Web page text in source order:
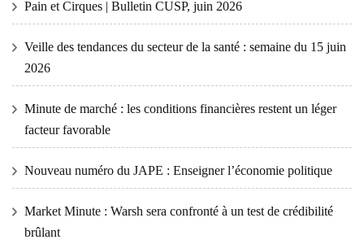
Pain et Cirques | Bulletin CUSP, juin 2026
Veille des tendances du secteur de la santé : semaine du 15 juin
2026
Minute de marché : les conditions financières restent un léger
facteur favorable
Nouveau numéro du JAPE : Enseigner l’économie politique
Market Minute : Warsh sera confronté à un test de crédibilité
brûlant